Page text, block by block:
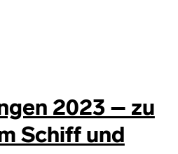
2023 – zu
Schiff und